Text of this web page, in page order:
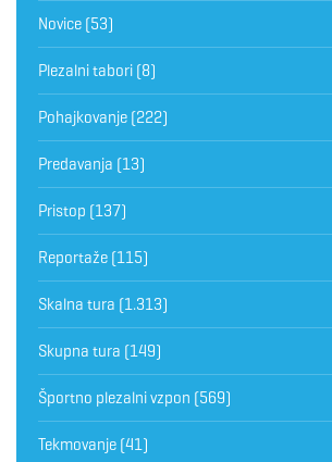
Novice (53)
Plezalni tabori (8)
Pohajkovanje (222)
Predavanja (13)
Pristop (137)
Reportaže (115)
Skalna tura (1.313)
Skupna tura (149)
Športno plezalni vzpon (569)
Tekmovanje (41)